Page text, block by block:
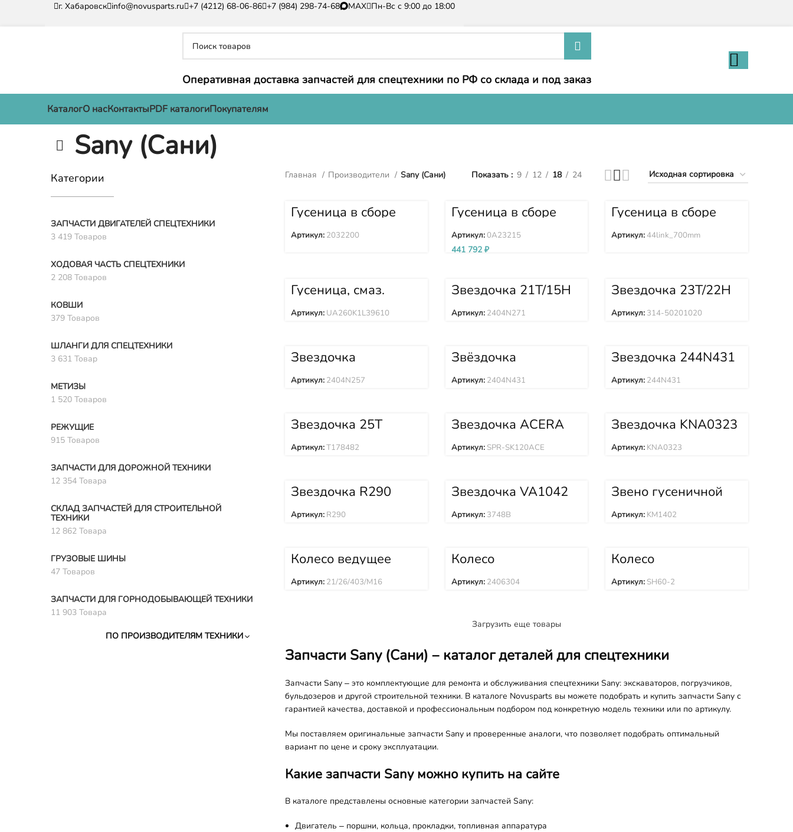
г. Хабаровск info@novusparts.ru +7 (4212) 68-06-86 +7 (984) 298-74-68 MAX Пн-Вс с 9:00 до 18:00
Оперативная доставка запчастей для спецтехники по РФ со склада и под заказ
КаталогО насКонтактыPDF каталогиПокупателям
Sany (Сани)
Категории
ЗАПЧАСТИ ДВИГАТЕЛЕЙ СПЕЦТЕХНИКИ
3 419 Товаров
ХОДОВАЯ ЧАСТЬ СПЕЦТЕХНИКИ
2 208 Товаров
КОВШИ
379 Товаров
ШЛАНГИ ДЛЯ СПЕЦТЕХНИКИ
3 631 Товар
МЕТИЗЫ
1 520 Товаров
РЕЖУЩИЕ
915 Товаров
ЗАПЧАСТИ ДЛЯ ДОРОЖНОЙ ТЕХНИКИ
12 354 Товара
СКЛАД ЗАПЧАСТЕЙ ДЛЯ СТРОИТЕЛЬНОЙ
ТЕХНИКИ
12 862 Товара
ГРУЗОВЫЕ ШИНЫ
47 Товаров
ЗАПЧАСТИ ДЛЯ ГОРНОДОБЫВАЮЩЕЙ ТЕХНИКИ
11 903 Товара
ПО ПРОИЗВОДИТЕЛЯМ ТЕХНИКИ
Главная Производители Sany (Сани) Показать 9 12 18 24
Гусеница в сборе
(2032200) 2032200
Артикул: 2032200
Гусеница в сборе
(38LX510MM)(LUB)
0A23215
Артикул:0A23215
441 792 ₽
Гусеница в сборе
(болотная)
44link_700mm
Артикул:44link_700mm
Гусеница, смаз.
(39зв) 610ММ
UA260K1L39610
UA260K1L39610
Артикул: UA260K1L39610
Звездочка 21T/15H
2404N271
Артикул: 2404N271
Звездочка 23T/22H
314-50201020
Артикул: 314-50201020
Звездочка
2404N257
Артикул: 2404N257
Звёздочка
2404N431
Артикул: 2404N431
Звездочка 244N431
Артикул: 244N431
Звездочка 25T
UR159J025 T178482
Артикул:T178482
Звездочка ACERA
SK120 2404N271
SPR-SK120ACE
Артикул: SPR-SK120ACE
Звездочка KNA0323
Артикул: KNA0323
Звездочка R290
Артикул: R290
Звездочка VA1042
9120003 3748B
Артикул: 3748B
Звено гусеничной
цепи в сборе
KM1402
Артикул: KM1402
Колесо ведущее
947-50201000
21/26/403/M16
Артикул: 21/26/403/M16
Колесо
направляющее
2406304
Артикул: 2406304
Колесо
направляющее
KAA0896 SH60-2
Артикул: SH60-2
Загрузить еще товары
Запчасти Sany (Сани) – каталог деталей для спецтехники
Запчасти Sany – это комплектующие для ремонта и обслуживания спецтехники Sany: экскаваторов, погрузчиков,
бульдозеров и другой строительной техники. В каталоге Novusparts вы можете подобрать и купить запчасти Sany с
гарантией качества, доставкой и профессиональным подбором под конкретную модель техники или по артикулу.
Мы поставляем оригинальные запчасти Sany и проверенные аналоги, что позволяет подобрать оптимальный
вариант по цене и сроку эксплуатации.
Какие запчасти Sany можно купить на сайте
В каталоге представлены основные категории запчастей Sany:
Двигатель – поршни, кольца, прокладки, топливная аппаратура